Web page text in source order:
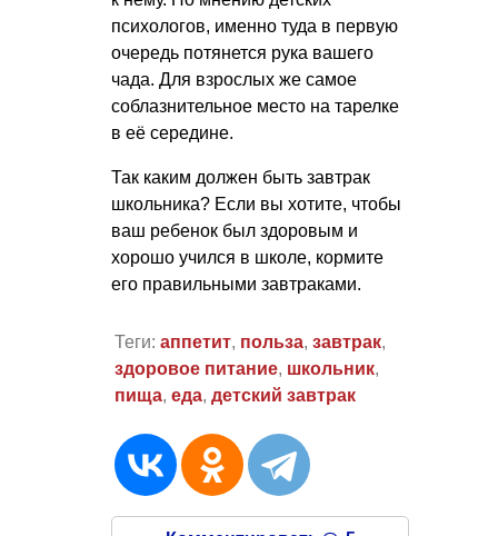
психологов, именно туда в первую
очередь потянется рука вашего
чада. Для взрослых же самое
соблазнительное место на тарелке
в её середине.
Так каким должен быть завтрак
школьника? Если вы хотите, чтобы
ваш ребенок был здоровым и
хорошо учился в школе, кормите
его правильными завтраками.
Теги: аппетит, польза, завтрак,
здоровое питание, школьник,
пища, еда, детский завтрак